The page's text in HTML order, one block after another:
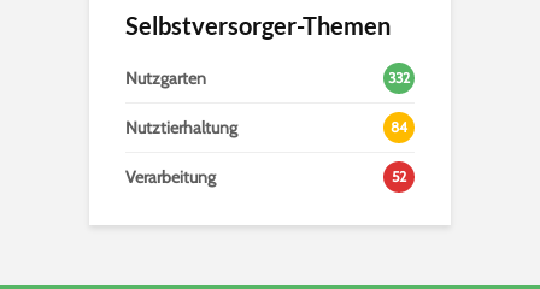
Selbstversorger-Themen
Nutzgarten 332
Nutztierhaltung 84
Verarbeitung 52